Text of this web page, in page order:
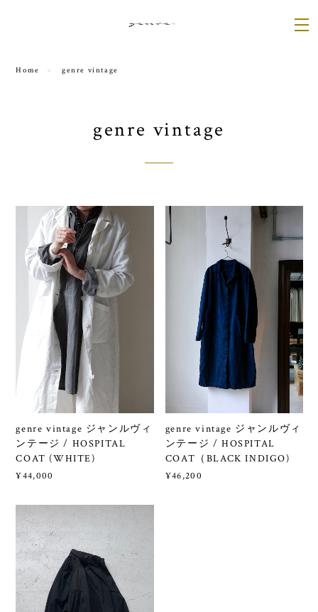
Home genre vintage
genre vintage
genre vintage ジャンルヴィ
ンテージ / HOSPITAL
COAT (WHITE)
¥44,000
genre vintage ジャンルヴィ
ンテージ / HOSPITAL
COAT（BLACK INDIGO)
¥46,200